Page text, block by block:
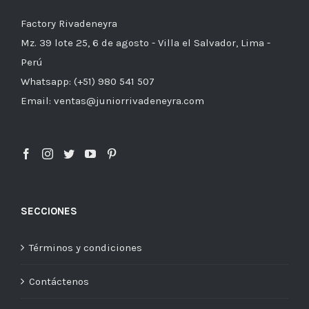
Factory Rivadeneyra
Mz. 39 lote 25, 6 de agosto - Villa el Salvador, Lima -
Perú
Whatsapp: (+51) 980 541 507
Email: ventas@juniorrivadeneyra.com
SECCIONES
Términos y condiciones
Contáctenos